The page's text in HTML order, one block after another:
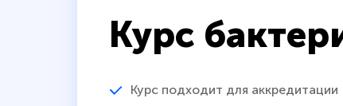
Курс
Курс подходит для аккредитации